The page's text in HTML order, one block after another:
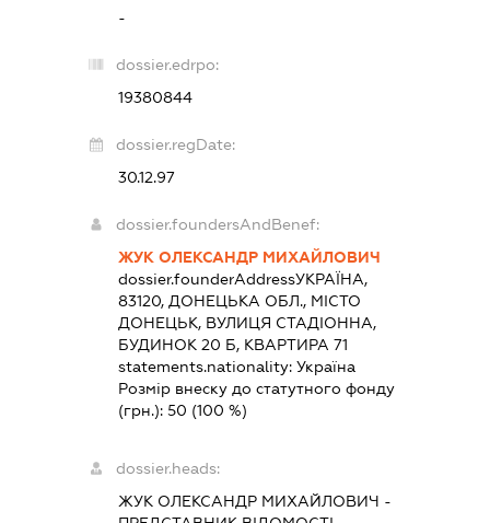
-
dossier.edrpo:
19380844
dossier.regDate:
30.12.97
dossier.foundersAndBenef:
ЖУК ОЛЕКСАНДР МИХАЙЛОВИЧ
dossier.founderAddressУКРАЇНА,
83120, ДОНЕЦЬКА ОБЛ., МІСТО
ДОНЕЦЬК, ВУЛИЦЯ СТАДІОННА,
БУДИНОК 20 Б, КВАРТИРА 71
statements.nationality:Україна
Розмір внеску до статутного фонду
(грн.):50 (100 %)
dossier.heads:
ЖУК ОЛЕКСАНДР МИХАЙЛОВИЧ -